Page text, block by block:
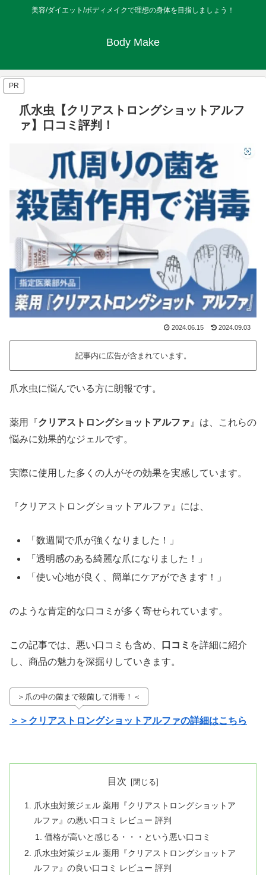
美容/ダイエット/ボディメイクで理想の身体を目指しましょう！
Body Make
PR
爪水虫【クリアストロングショットアルフ
ァ】口コミ評判！
2024.06.15 2024.09.03
記事内に広告が含まれています。
爪水虫に悩んでいる方に朗報です。
薬用『クリアストロングショットアルファ 』は、これらの
悩みに効果的なジェルです。
実際に使用した多くの人がその効果を実感しています。
『クリアストロングショットアルファ』には、
「数週間で爪が強くなりました！」
「透明感のある綺麗な爪になりました！」
「使い心地が良く、簡単にケアができます！」
のような肯定的な口コミが多く寄せられています。
この記事では、悪い口コミも含め、 口コミ を詳細に紹介
し、商品の魅力を深掘りしていきます。
＞爪の中の菌まで殺菌して消毒！＜
＞＞クリアストロングショットアルファの詳細はこちら
目次
爪水虫対策ジェル 薬用『クリアストロングショットア
ルファ』の悪い口コミ レビュー 評判
価格が高いと感じる・・・という悪い口コミ
爪水虫対策ジェル 薬用『クリアストロングショットア
ルファ』の良い口コミ レビュー 評判